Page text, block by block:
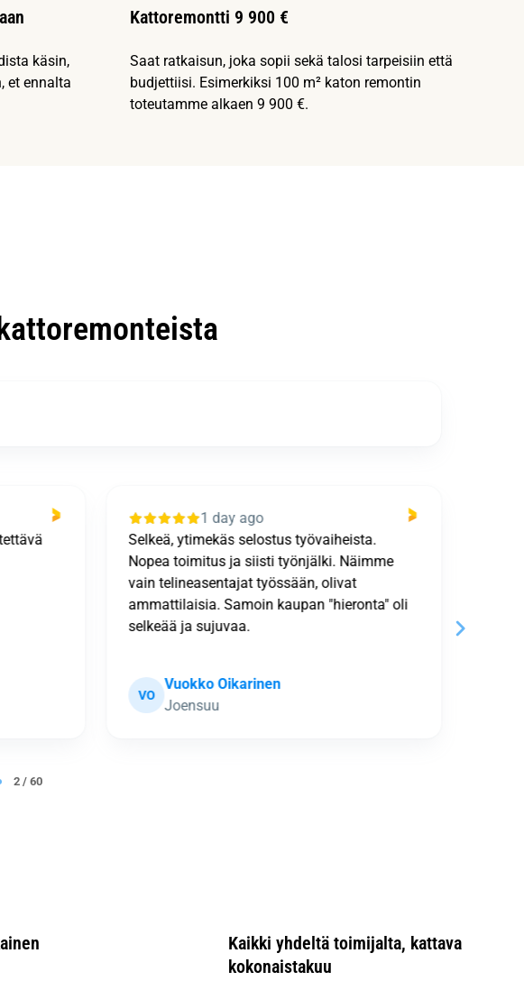
käsin,
et ennalta
Kattoremontti 9 900 €
Saat ratkaisun, joka sopii sekä talosi tarpeisiin että
budjettiisi. Esimerkiksi 100 m² katon remontin
toteutamme alkaen 9 900 €.
1 day ago
Selkeä, ytimekäs selostus työvaiheista.
Nopea toimitus ja siisti työnjälki. Näimme
vain telineasentajat työssään, olivat
ammattilaisia. Samoin kaupan "hieronta" oli
selkeää ja sujuvaa.
VO
Vuokko Oikarinen
Joensuu
2 / 60
Kaikki yhdeltä toimijalta, kattava
kokonaistakuu